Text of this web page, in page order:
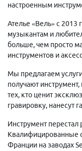
настроенным
Ателье «Вель» с
музыкантам и
больше, чем просто
инструментов и
Мы предлагаем
получают
тех, кто ценит
гравировку, нанесут
Инструмент перестал
Квалифицированные
Франции на заводах